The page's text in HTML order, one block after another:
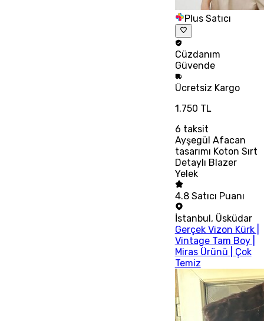
Plus Satıcı
Cüzdanım
Güvende
Ücretsiz Kargo
1.750 TL
6 taksit
Ayşegül Afacan
tasarımı Koton Sırt
Detaylı Blazer
Yelek
4.8 Satıcı Puanı
İstanbul, Üsküdar
Gerçek Vizon Kürk |
Vintage Tam Boy |
Miras Ürünü | Çok
Temiz